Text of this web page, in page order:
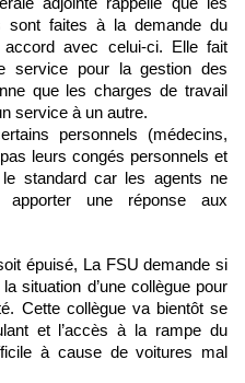
sont faites à la demande du
avec celui-ci. Elle fait
service pour la gestion des
que les charges de travail
service à un autre.
personnels (médecins,
leurs congés personnels et
le standard car les agents ne
apporter une réponse aux
épuisé, La FSU demande si
situation d’une collègue pour
Cette collègue va bientôt se
et l’accès à la rampe du
à cause de voitures mal